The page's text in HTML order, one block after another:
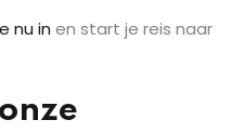
nu in en start je reis naar